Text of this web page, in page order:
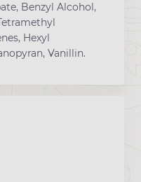
Benzyl Alcohol,
Hexyl
Vanillin.